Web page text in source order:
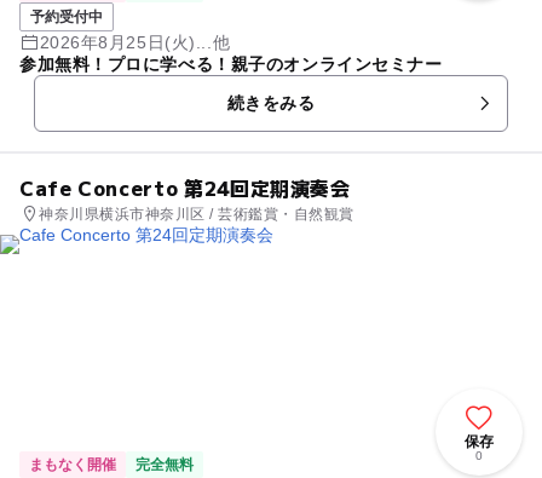
予約受付中
2026年8月25日(火)...他
参加無料！プロに学べる！親子のオンラインセミナー
続きをみる
Cafe Concerto 第24回定期演奏会
神奈川県横浜市神奈川区 / 芸術鑑賞・自然観賞
保存
0
まもなく開催 完全無料